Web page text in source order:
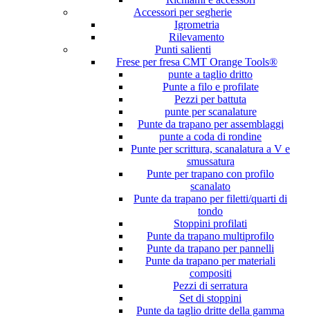
Accessori per segherie
Igrometria
Rilevamento
Punti salienti
Frese per fresa CMT Orange Tools®
punte a taglio dritto
Punte a filo e profilate
Pezzi per battuta
punte per scanalature
Punte da trapano per assemblaggi
punte a coda di rondine
Punte per scrittura, scanalatura a V e
smussatura
Punte per trapano con profilo
scanalato
Punte da trapano per filetti/quarti di
tondo
Stoppini profilati
Punte da trapano multiprofilo
Punte da trapano per pannelli
Punte da trapano per materiali
compositi
Pezzi di serratura
Set di stoppini
Punte da taglio dritte della gamma